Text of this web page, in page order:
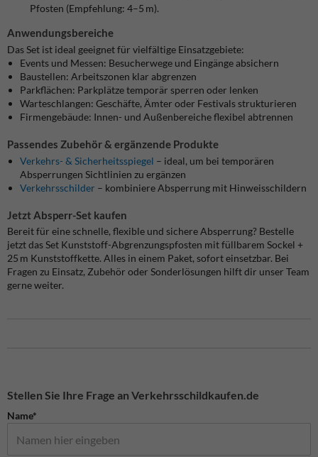
Pfosten (Empfehlung: 4–5 m).
Anwendungsbereiche
Das Set ist ideal geeignet für vielfältige Einsatzgebiete:
Events und Messen: Besucherwege und Eingänge absichern
Baustellen: Arbeitszonen klar abgrenzen
Parkflächen: Parkplätze temporär sperren oder lenken
Warteschlangen: Geschäfte, Ämter oder Festivals strukturieren
Firmengebäude: Innen- und Außenbereiche flexibel abtrennen
Passendes Zubehör & ergänzende Produkte
Verkehrs- & Sicherheitsspiegel – ideal, um bei temporären
Absperrungen Sichtlinien zu ergänzen
Verkehrsschilder – kombiniere Absperrung mit Hinweisschildern
Jetzt Absperr-Set kaufen
Bereit für eine schnelle, flexible und sichere Absperrung? Bestelle
jetzt das Set Kunststoff-Abgrenzungspfosten mit füllbarem Sockel +
25 m Kunststoffkette. Alles in einem Paket, sofort einsetzbar. Bei
Fragen zu Einsatz, Zubehör oder Sonderlösungen hilft dir unser Team
gerne weiter.
Stellen Sie Ihre Frage an Verkehrsschildkaufen.de
Name*